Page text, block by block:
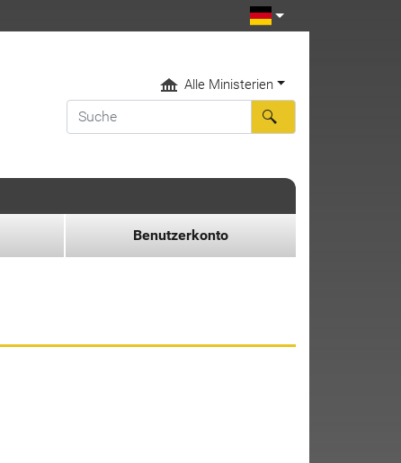
Alle Ministerien
Benutzerkonto